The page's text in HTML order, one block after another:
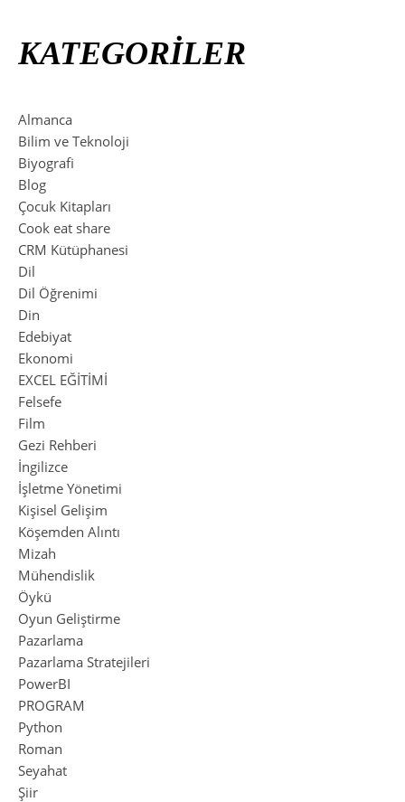
KATEGORİLER
Almanca
Bilim ve Teknoloji
Biyografi
Blog
Çocuk Kitapları
Cook eat share
CRM Kütüphanesi
Dil
Dil Öğrenimi
Din
Edebiyat
Ekonomi
EXCEL EĞİTİMİ
Felsefe
Film
Gezi Rehberi
İngilizce
İşletme Yönetimi
Kişisel Gelişim
Köşemden Alıntı
Mizah
Mühendislik
Öykü
Oyun Geliştirme
Pazarlama
Pazarlama Stratejileri
PowerBI
PROGRAM
Python
Roman
Seyahat
Şiir